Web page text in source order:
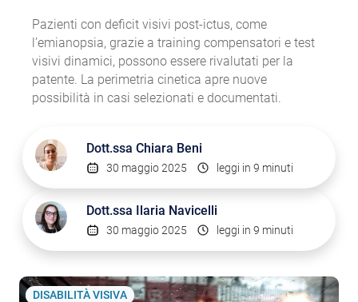
Pazienti con deficit visivi post-ictus, come
l’emianopsia, grazie a training compensatori e test
visivi dinamici, possono essere rivalutati per la
patente. La perimetria cinetica apre nuove
possibilità in casi selezionati e documentati.
Dott.ssa Chiara Beni
30 maggio 2025 leggi in 9 minuti
Dott.ssa Ilaria Navicelli
30 maggio 2025 leggi in 9 minuti
DISABILITÀ VISIVA